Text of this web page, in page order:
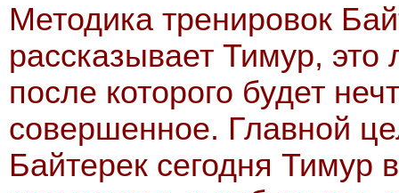
Методика тренировок
рассказывает Тимур,
после которого будет
совершенное. Главной
Байтерек сегодня Тимур